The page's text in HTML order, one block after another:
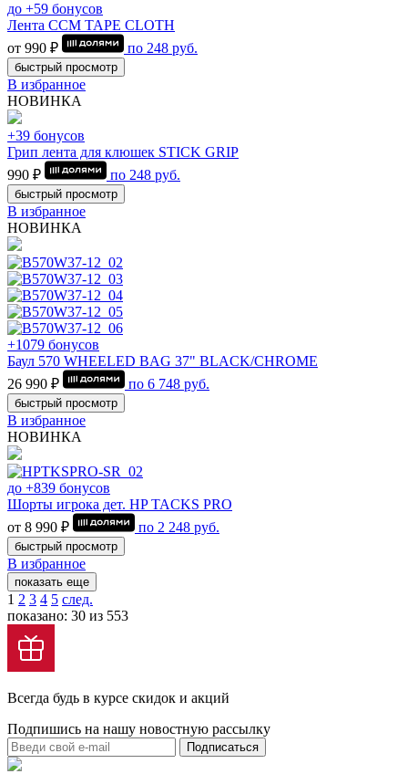
до +59 бонусов
Лента CCM TAPE CLOTH
от 990 ₽
по 248 руб.
быстрый просмотр
В избранное
НОВИНКА
+39 бонусов
Грип лента для клюшек STICK GRIP
990 ₽
по 248 руб.
быстрый просмотр
В избранное
НОВИНКА
+1079 бонусов
Баул 570 WHEELED BAG 37" BLACK/CHROME
26 990 ₽
по 6 748 руб.
быстрый просмотр
В избранное
НОВИНКА
до +839 бонусов
Шорты игрока дет. HP TACKS PRO
от 8 990 ₽
по 2 248 руб.
быстрый просмотр
В избранное
показать еще
1 2 3 4 5 след.
показано: 30 из 553
Всегда будь в курсе скидок и акций
Подпишись на нашу новостную рассылку
Подписаться